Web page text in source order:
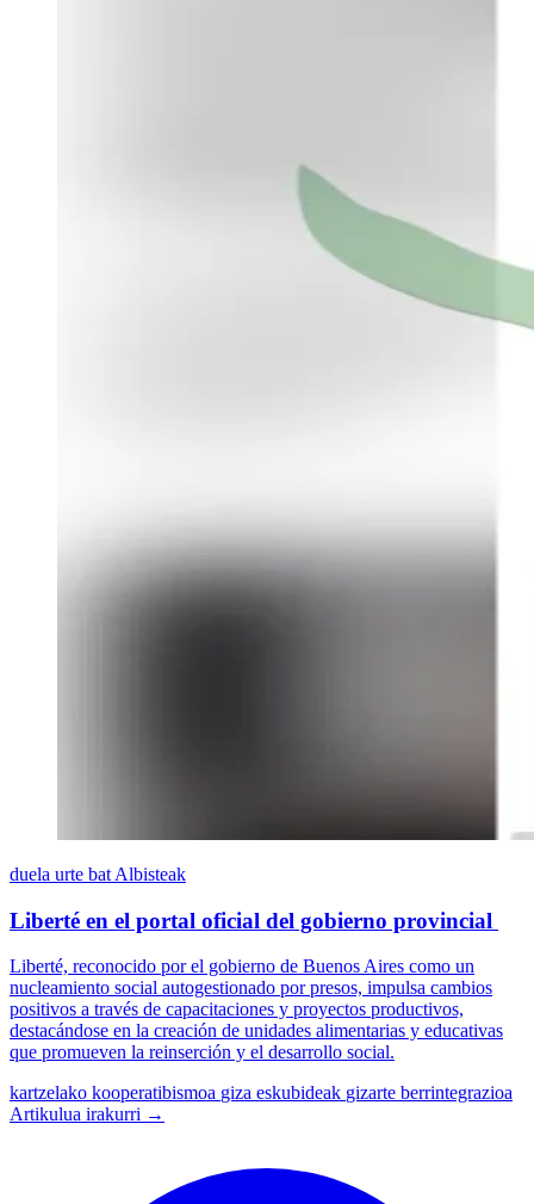
duela urte bat Albisteak
Liberté en el portal oficial del gobierno provincial
Liberté, reconocido por el gobierno de Buenos Aires como un
nucleamiento social autogestionado por presos, impulsa cambios
positivos a través de capacitaciones y proyectos productivos,
destacándose en la creación de unidades alimentarias y educativas
que promueven la reinserción y el desarrollo social.
kartzelako kooperatibismoa giza eskubideak gizarte berrintegrazioa
Artikulua irakurri →